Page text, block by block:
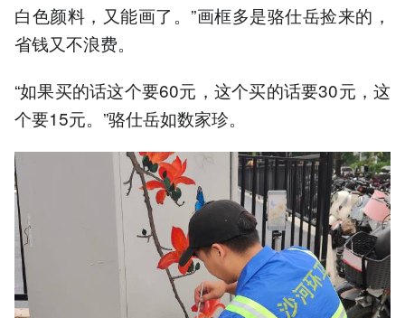
白色颜料，又能画了。”画框多是骆仕岳捡来的，
省钱又不浪费。
“如果买的话这个要60元，这个买的话要30元，这
个要15元。”骆仕岳如数家珍。